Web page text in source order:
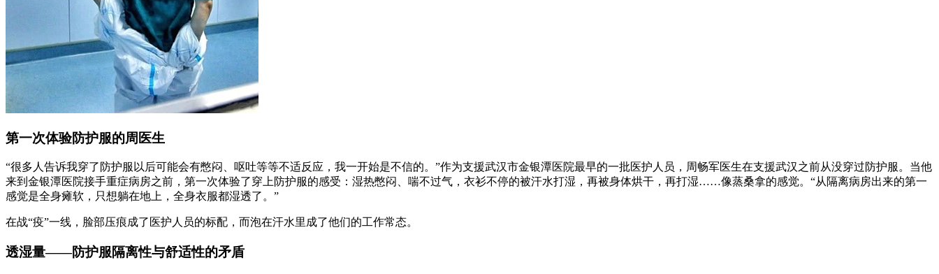
第一次体验防护服的周医生
“很多人告诉我穿了防护服以后可能会有憋闷、呕吐等等不适反应，我一开始是不信的。”作为支援武汉市金银潭医院最早的一批医护人员，周畅军医生在支援武汉之前从没穿过防护服。当他
来到金银潭医院接手重症病房之前，第一次体验了穿上防护服的感受：湿热憋闷、喘不过气，衣衫不停的被汗水打湿，再被身体烘干，再打湿……像蒸桑拿的感觉。“从隔离病房出来的第一
感觉是全身瘫软，只想躺在地上，全身衣服都湿透了。”
在战“疫”一线，脸部压痕成了医护人员的标配，而泡在汗水里成了他们的工作常态。
透湿量——防护服隔离性与舒适性的矛盾